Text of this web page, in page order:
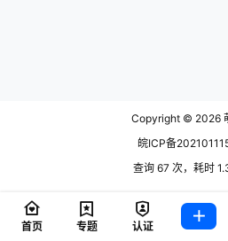
Copyright © 2026
皖ICP备
查询 67 次，耗时
首页 专题 认证